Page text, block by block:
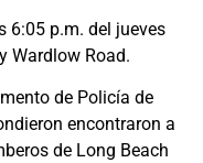
6:05 p.m. del jueves
Wardlow Road.
de Policía de
encontraron a
de Long Beach